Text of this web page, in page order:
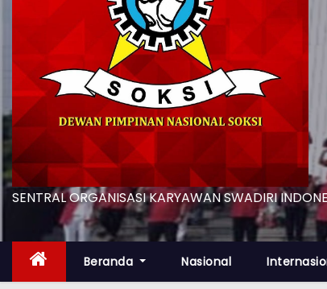
t
SENTRAL ORGANISASI KARYAWAN SWADIRI
Beranda Nasional